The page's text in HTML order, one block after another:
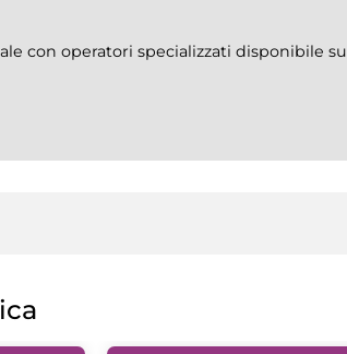
con operatori specializzati disponibile su